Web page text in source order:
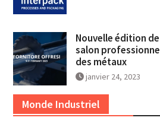
Nouvelle édition
salon
des métaux
janvier 24, 2023
Monde Industriel